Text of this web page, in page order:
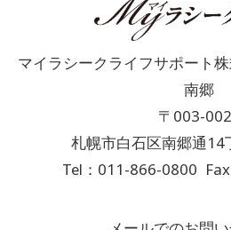
マイラシークライフサポート
南郷
〒003-
札幌市白石区南郷通
Tel：011-866-0800